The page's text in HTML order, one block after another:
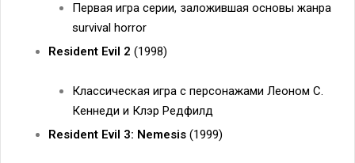
Первая игра серии, заложившая основы жанра
survival horror
Resident Evil 2 (1998)
Классическая игра с персонажами Леоном С.
Кеннеди и Клэр Редфилд
Resident Evil 3: Nemesis (1999)